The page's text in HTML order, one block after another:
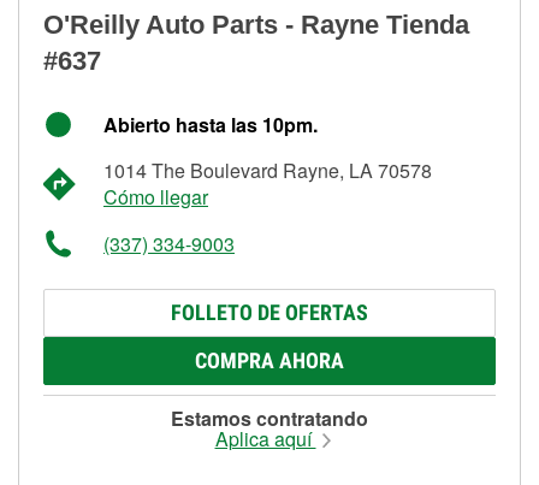
O'Reilly Auto Parts - Rayne Tienda
#637
Abierto hasta las 10pm.
1014 The Boulevard Rayne, LA 70578
Cómo llegar
(337) 334-9003
FOLLETO DE OFERTAS
COMPRA AHORA
Estamos contratando
Aplica aquí